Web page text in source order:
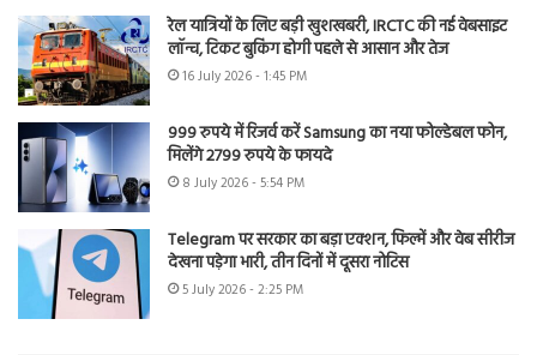
रेल यात्रियों के लिए बड़ी खुशखबरी, IRCTC की नई वेबसाइट
लॉन्च, टिकट बुकिंग होगी पहले से आसान और तेज
16 July 2026 - 1:45 PM
999 रुपये में रिजर्व करें Samsung का नया फोल्डेबल फोन,
मिलेंगे 2799 रुपये के फायदे
8 July 2026 - 5:54 PM
Telegram पर सरकार का बड़ा एक्शन, फिल्में और वेब सीरीज
देखना पड़ेगा भारी, तीन दिनों में दूसरा नोटिस
5 July 2026 - 2:25 PM